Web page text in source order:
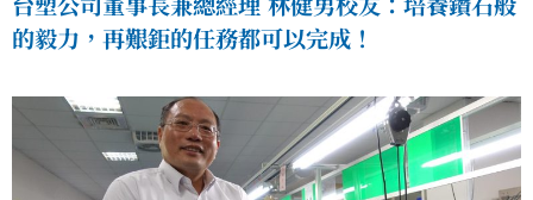
的毅力，再艱鉅的任務都可以完成！